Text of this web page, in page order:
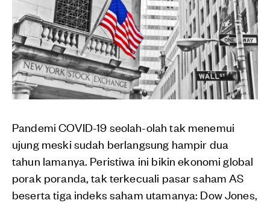
Pandemi COVID-19 seolah-olah tak menemui
ujung meski sudah berlangsung hampir dua
tahun lamanya. Peristiwa ini bikin ekonomi global
porak poranda, tak terkecuali pasar saham AS
beserta tiga indeks saham utamanya: Dow Jones,